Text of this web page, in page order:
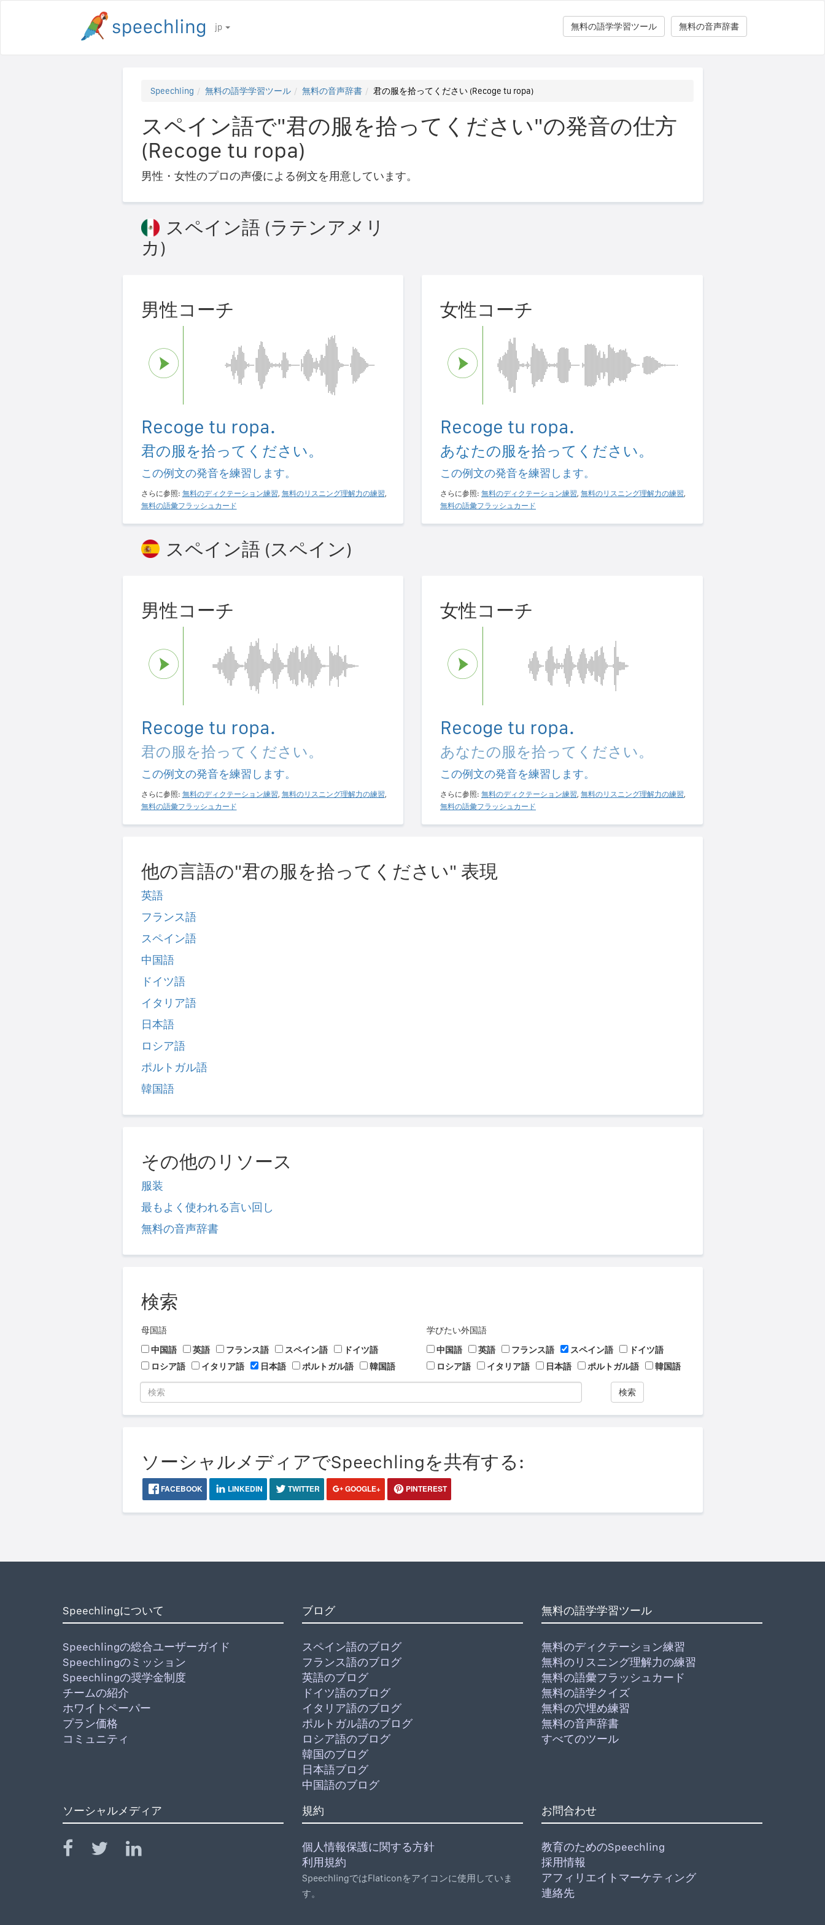
jp 無料の音声辞書
無料の語学学習ツール
Speechling 無料の語学学習ツール 無料の音声辞書 君の服を拾ってください (Recoge tu ropa)
スペイン語で"君の服を拾ってください"の発音の仕方
(Recoge tu ropa)
男性・女性のプロの声優による例文を用意しています。
スペイン語 (ラテンアメリ
カ)
男性コーチ
Recoge tu ropa.
君の服を拾ってください。
この例文の発音を練習します。
さらに参照: 無料のディクテーション練習, 無料のリスニング理解力の練習,
無料の語彙フラッシュカード
女性コーチ
Recoge tu ropa.
あなたの服を拾ってください。
この例文の発音を練習します。
さらに参照: 無料のディクテーション練習, 無料のリスニング理解力の練習,
無料の語彙フラッシュカード
スペイン語 (スペイン)
男性コーチ
Recoge tu ropa.
君の服を拾ってください。
この例文の発音を練習します。
さらに参照: 無料のディクテーション練習, 無料のリスニング理解力の練習,
無料の語彙フラッシュカード
女性コーチ
Recoge tu ropa.
あなたの服を拾ってください。
この例文の発音を練習します。
さらに参照: 無料のディクテーション練習, 無料のリスニング理解力の練習,
無料の語彙フラッシュカード
他の言語の"君の服を拾ってください" 表現
英語
フランス語
スペイン語
中国語
ドイツ語
イタリア語
日本語
ロシア語
ポルトガル語
韓国語
その他のリソース
服装
最もよく使われる言い回し
無料の音声辞書
検索
母国語
中国語
英語 フランス語 スペイン語
ドイツ語
ロシア語
イタリア語 日本語 ポルトガル語 韓国語
学びたい外国語
中国語
英語 フランス語 スペイン語
ドイツ語
ロシア語
イタリア語 日本語 ポルトガル語 韓国語
検索
ソーシャルメディアでSpeechlingを共有する:
FACEBOOK LINKEDIN TWITTER GOOGLE+ PINTEREST
Speechlingについて
Speechlingの総合ユーザーガイド
Speechlingのミッション
Speechlingの奨学金制度
チームの紹介
ホワイトペーパー
プラン価格
コミュニティ
ブログ
スペイン語のブログ
フランス語のブログ
英語のブログ
ドイツ語のブログ
イタリア語のブログ
ポルトガル語のブログ
ロシア語のブログ
韓国のブログ
日本語ブログ
中国語のブログ
無料の語学学習ツール
無料のディクテーション練習
無料のリスニング理解力の練習
無料の語彙フラッシュカード
無料の語学クイズ
無料の穴埋め練習
無料の音声辞書
すべてのツール
ソーシャルメディア 規約
個人情報保護に関する方針
利用規約
SpeechlingではFlaticonをアイコンに使用していま
す。
お問合わせ
教育のためのSpeechling
採用情報
アフィリエイトマーケティング
連絡先